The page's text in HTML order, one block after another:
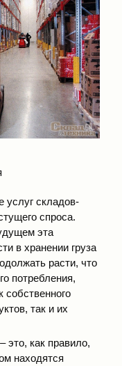
услуг складов-
спроса.
эта
в хранении груза
расти, что
потребления,
собственного
так и их
это, как правило,
находятся